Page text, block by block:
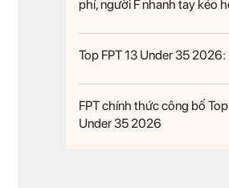
phí, người F nhanh tay kẻo
Top FPT 13 Under 35 2026:
FPT chính thức công bố
Under 35 2026